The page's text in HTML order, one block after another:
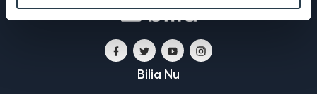
Facebook
TwitterYouTubeInstagram
Bilia Nu